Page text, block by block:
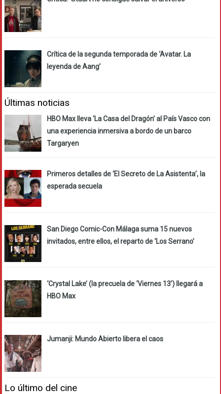
Crítica de la segunda temporada de ‘Avatar. La
leyenda de Aang’
Últimas noticias
HBO Max lleva ‘La Casa del Dragón’ al País Vasco con
una experiencia inmersiva a bordo de un barco
Targaryen
Primeros detalles de ‘El Secreto de La Asistenta’, la
esperada secuela
San Diego Comic-Con Málaga suma 15 nuevos
invitados, entre ellos, el reparto de ‘Los Serrano’
‘Crystal Lake’ (la precuela de ‘Viernes 13’) llegará a
HBO Max
Jumanji: Mundo Abierto libera el caos
Lo último del cine